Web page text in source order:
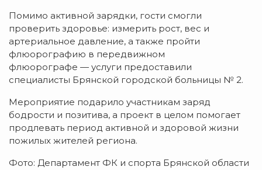
Помимо активной зарядки, гости смогли
проверить здоровье: измерить рост, вес и
артериальное давление, а также пройти
флюорографию в передвижном
флюорографе — услуги предоставили
специалисты Брянской городской больницы № 2.
Мероприятие подарило участникам заряд
бодрости и позитива, а проект в целом помогает
продлевать период активной и здоровой жизни
пожилых жителей региона.
Фото: Департамент ФК и спорта Брянской области